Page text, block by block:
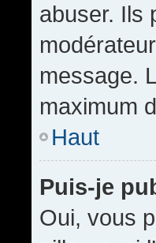
abuser. Ils
message.
maximum
Haut
Puis-je
Oui, vous